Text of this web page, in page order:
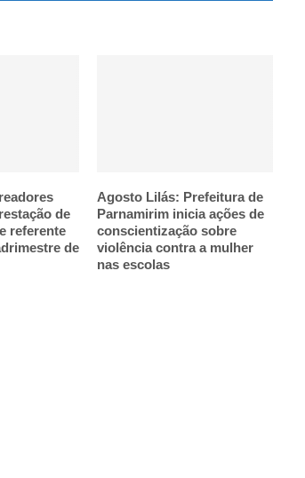
de
referente
de
Agosto Lilás: Prefeitura de
Parnamirim inicia ações de
conscientização sobre
violência contra a mulher
nas escolas